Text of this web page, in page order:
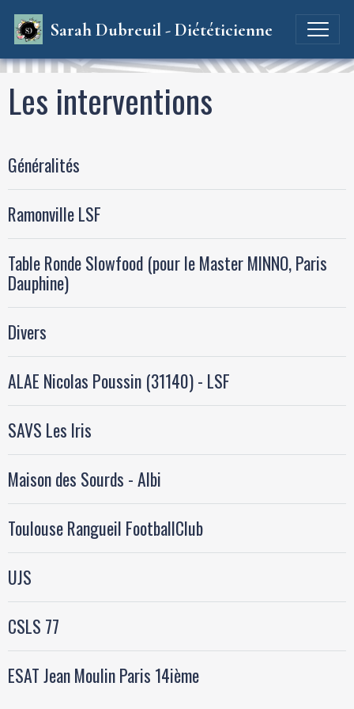
Sarah Dubreuil - Diététicienne
Les interventions
Généralités
Ramonville LSF
Table Ronde Slowfood (pour le Master MINNO, Paris
Dauphine)
Divers
ALAE Nicolas Poussin (31140) - LSF
SAVS Les Iris
Maison des Sourds - Albi
Toulouse Rangueil FootballClub
UJS
CSLS 77
ESAT Jean Moulin Paris 14ième